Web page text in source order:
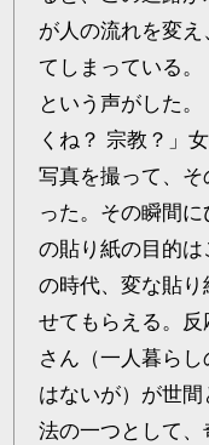
が人の流れを変
てしまっている。
という声がした
くね？ 宗教？」
写真を撮って、
った。その瞬間
の貼り紙の目的
の時代、変な貼
せてもらえる。
さん（一人暮ら
はないが）が世
法の一つとして